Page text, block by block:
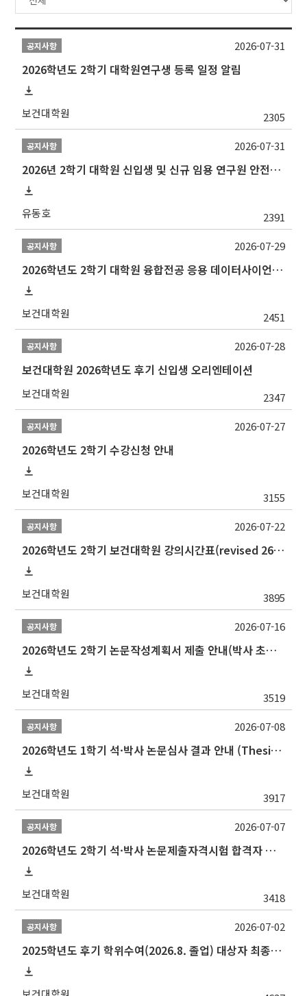
공지사항
2026학년도 2학기 대학원연구생 등록 일정 알림
보건대학원 2305
2026-07-31
공지사항
2026년 2학기 대학원 신입생 및 신규 임용 연구원 안전환경교육(신규교육) 실시 안내
유동호 2391
2026-07-31
공지사항
2026학년도 2학기 대학원 융합전공 응용 데이터사이언스 선발 계획 알림
보건대학원 2451
2026-07-29
공지사항
보건대학원 2026학년도 후기 신입생 오리엔테이션
보건대학원 2347
2026-07-28
공지사항
2026학년도 2학기 수강신청 안내
보건대학원 3155
2026-07-27
공지사항
2026학년도 2학기 보건대학원 강의시간표(revised 260803)(2026 2nd SEMESTER SNU GSPH TIMETABLE)
보건대학원 3895
2026-07-22
공지사항
2026학년도 2학기 논문작성계획서 제출 안내(박사 초심 일정 포함)_Thesis Proposal
보건대학원 3519
2026-07-16
공지사항
2026학년도 1학기 석·박사 논문심사 결과 안내 (Thesis Defense Result)
보건대학원 3917
2026-07-08
공지사항
2026학년도 2학기 석·박사 논문제출자격시험 합격자 공고(TSQ Exam Result)
보건대학원 3418
2026-07-07
공지사항
2025학년도 후기 학위수여(2026.8. 졸업) 대상자 최종인준 논문 제출 안내
2026-07-02